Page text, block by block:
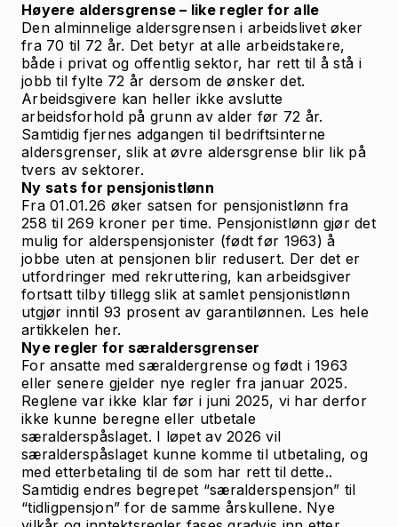
Høyere aldersgrense – like regler for alle
Den alminnelige aldersgrensen i arbeidslivet øker
fra 70 til 72 år. Det betyr at alle arbeidstakere,
både i privat og offentlig sektor, har rett til å stå i
jobb til fylte 72 år dersom de ønsker det.
Arbeidsgivere kan heller ikke avslutte
arbeidsforhold på grunn av alder før 72 år.
Samtidig fjernes adgangen til bedriftsinterne
aldersgrenser, slik at øvre aldersgrense blir lik på
tvers av sektorer.
Ny sats for pensjonistlønn
Fra 01.01.26 øker satsen for pensjonistlønn fra
258 til 269 kroner per time. Pensjonistlønn gjør det
mulig for alderspensjonister (født før 1963) å
jobbe uten at pensjonen blir redusert. Der det er
utfordringer med rekruttering, kan arbeidsgiver
fortsatt tilby tillegg slik at samlet pensjonistlønn
utgjør inntil 93 prosent av garantilønnen. Les hele
artikkelen her.
Nye regler for særaldersgrenser
For ansatte med særaldergrense og født i 1963
eller senere gjelder nye regler fra januar 2025.
Reglene var ikke klar før i juni 2025, vi har derfor
ikke kunne beregne eller utbetale
særalderspåslaget. I løpet av 2026 vil
særalderspåslaget kunne komme til utbetaling, og
med etterbetaling til de som har rett til dette..
Samtidig endres begrepet “særalderspensjon” til
“tidligpensjon” for de samme årskullene. Nye